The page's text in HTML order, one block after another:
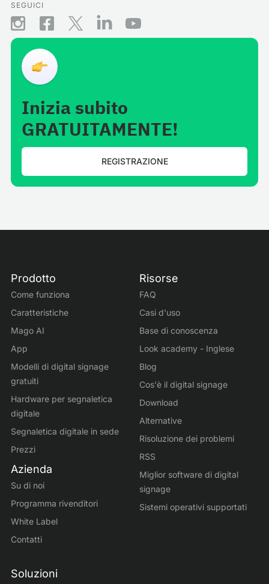
SEGUICI
Inizia subito
GRATUITAMENTE!
REGISTRAZIONE
Prodotto
Come funziona
Caratteristiche
Mago AI
App
Modelli di digital signage
gratuiti
Hardware per segnaletica
digitale
Segnaletica digitale in sede
Prezzi
Azienda
Su di noi
Programma rivenditori
White Label
Contatti
Soluzioni
Risorse
FAQ
Casi d'uso
Base di conoscenza
Look academy - Inglese
Blog
Cos'è il digital signage
Download
Alternative
Risoluzione dei problemi
RSS
Miglior software di digital
signage
Sistemi operativi supportati